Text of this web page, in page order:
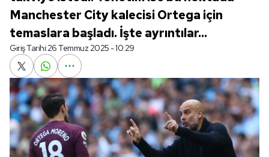
Manchester City kalecisi Ortega için
temaslara başladı. İşte ayrıntılar...
Giriş Tarihi:26 Temmuz 2025 - 10:29